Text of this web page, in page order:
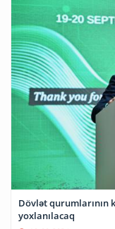
Dövlət qurumlarının
yoxlanılacaq